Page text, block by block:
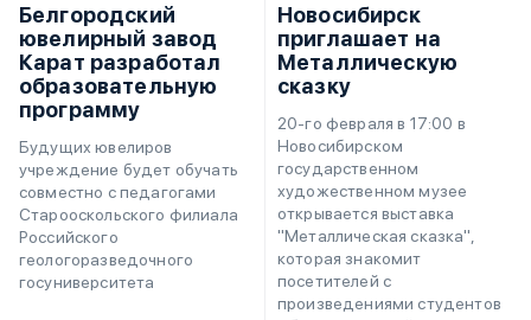
Белгородский
ювелирный завод
Карат разработал
образовательную
программу
Будущих ювелиров
учреждение будет обучать
совместно с педагогами
Старооскольского филиала
Российского
геологоразведочного
госуниверситета
Новосибирск
приглашает на
Металлическую
сказку
20-го февраля в 17:00 в
Новосибирском
государственном
художественном музее
открывается выставка
"Металлическая сказка",
которая знакомит
посетителей с
произведениями студентов